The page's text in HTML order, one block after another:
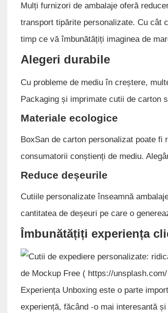
Mulți furnizori de ambalaje oferă
transport tipărite personalizate. Cu cât
timp ce vă îmbunătățiți imaginea de
Alegeri durabile
Cu probleme de mediu în creștere,
Packaging și imprimate cutii de carton
Materiale ecologice
BoxSan de carton personalizat poate
consumatorii conștienți de mediu.
Reduce deșeurile
Cutiile personalizate înseamnă
cantitatea de deșeuri pe care o
Îmbunătățiți experiența
de Mockup Free ( https://unsplash.com/
Experiența Unboxing este o parte
experiență, făcând -o mai interesantă